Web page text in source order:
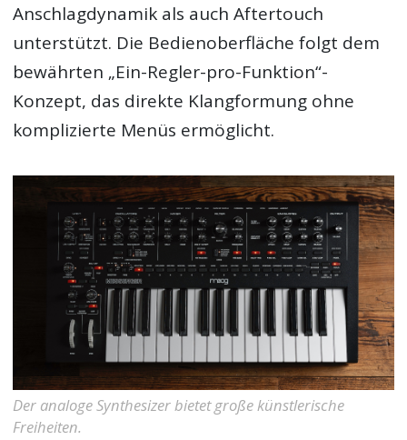
Anschlagdynamik als auch Aftertouch
unterstützt. Die Bedienoberfläche folgt dem
bewährten „Ein-Regler-pro-Funktion“-
Konzept, das direkte Klangformung ohne
komplizierte Menüs ermöglicht.
Der analoge Synthesizer bietet große künstlerische
Freiheiten.